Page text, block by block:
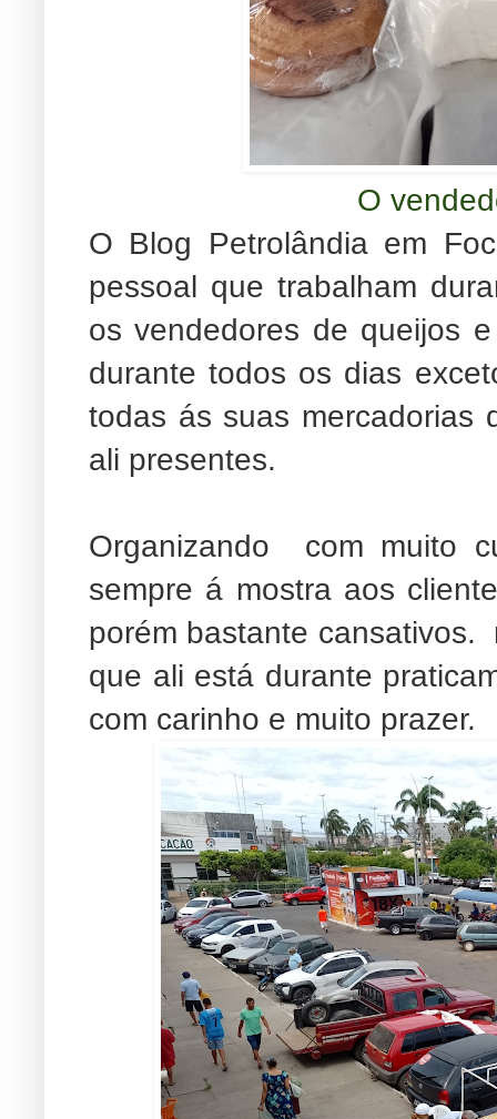
O
O Blog Petrolândia em
pessoal que trabalham
os vendedores de queijos
durante todos os dias
todas ás suas mercadorias
ali presentes.
Organizando com muito
sempre á mostra aos
porém bastante
que ali está durante
com carinho e muito prazer.